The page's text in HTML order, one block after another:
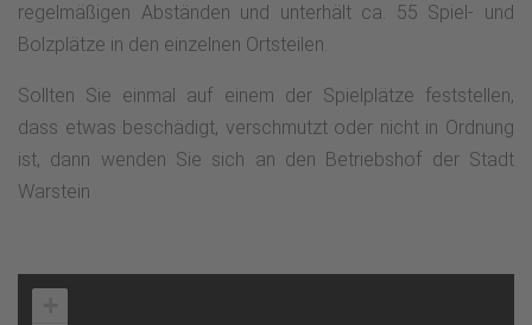
regelmäßigen Abständen und unterhält ca. 55 Spiel- und
Bolzplätze in den einzelnen Ortsteilen.
Sollten Sie einmal auf einem der Spielplätze feststellen,
dass etwas beschädigt, verschmutzt oder nicht in Ordnung
ist, dann wenden Sie sich an den Betriebshof der Stadt
Warstein